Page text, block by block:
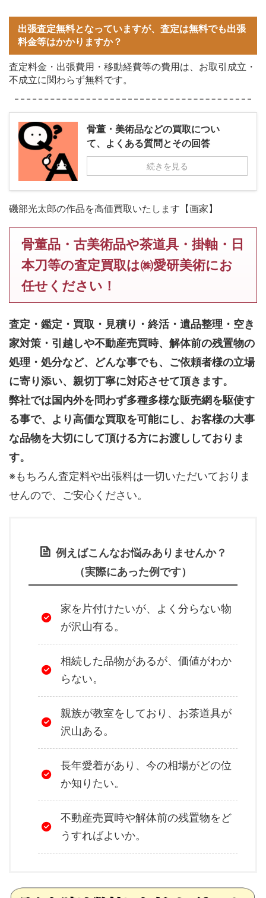
出張査定無料となっていますが、査定は無料でも出張
料金等はかかりますか？
査定料金・出張費用・移動経費等の費用は、お取引成立・
不成立に関わらず無料です。
骨董・美術品などの買取につい
て、よくある質問とその回答
続きを見る
磯部光太郎の作品を高価買取いたします【画家】
骨董品・古美術品や茶道具・掛軸・日
本刀等の査定買取は㈱愛研美術にお
任せください！
査定・鑑定・買取・見積り・終活・遺品整理・空き
家対策・引越しや不動産売買時、解体前の残置物の
処理・処分など、どんな事でも、 ご依頼者様の立場
に寄り添い、親切丁寧に対応させて頂きます。
弊社では国内外を問わず多種多様な販売網を駆使す
る事で、より高価な買取を可能にし、お客様の大事
な品物を大切にして頂ける方にお渡ししておりま
す。
※もちろん査定料や出張料は一切いただいておりま
せんので、ご安心ください。
例えばこんなお悩みありませんか？
（実際にあった例です）
家を片付けたいが、よく分らない物
が沢山有る。
相続した品物があるが、価値がわか
らない。
親族が教室をしており、お茶道具が
沢山ある。
長年愛着があり、今の相場がどの位
か知りたい。
不動産売買時や解体前の残置物をど
うすればよいか。